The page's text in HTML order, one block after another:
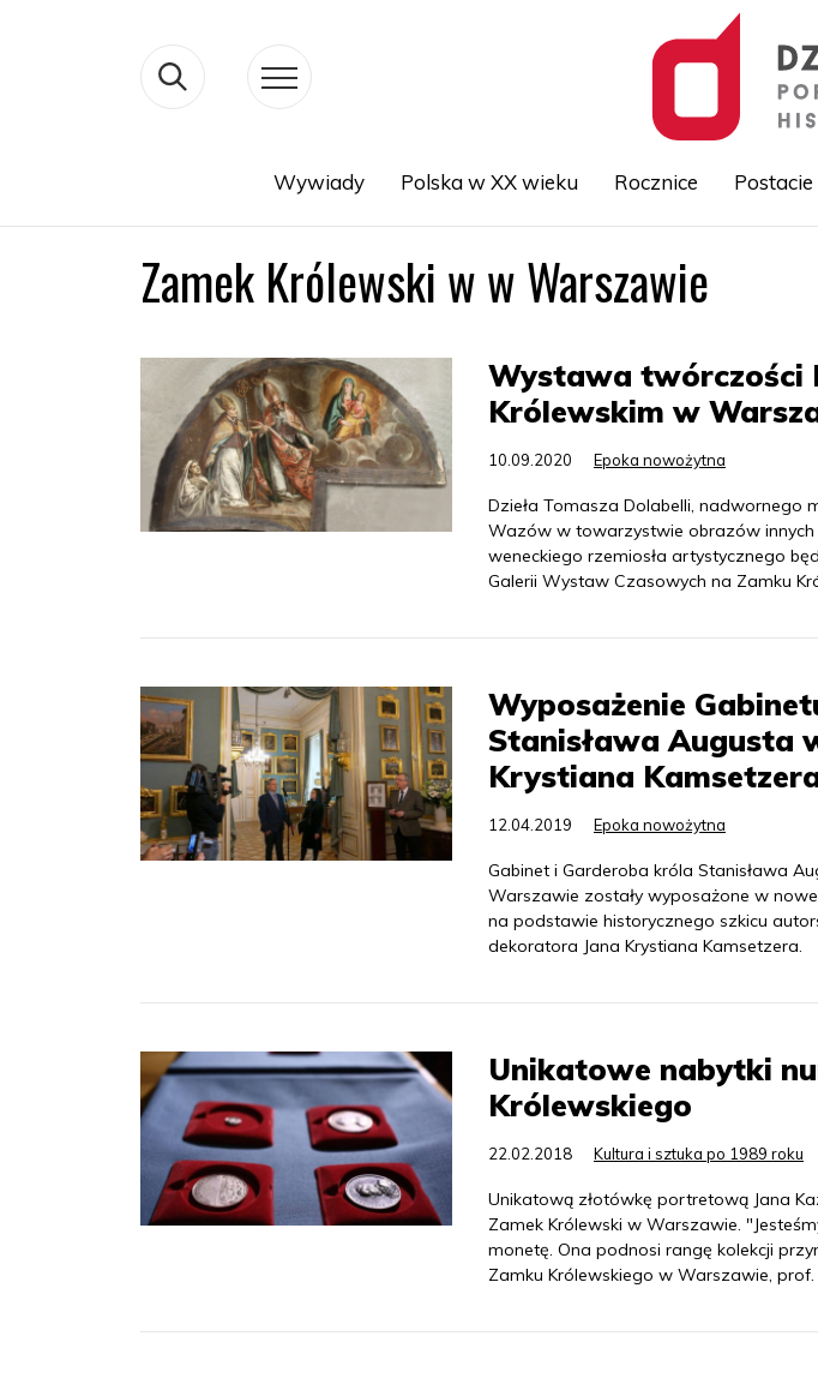
Wywiady Polska w XX wieku Rocznice Postacie
Zamek Królewski w w Warszawie
Wystawa twórczości
Królewskim w
10.09.2020 Epoka nowożytna
Dzieła Tomasza Dolabelli, nadwornego
Wazów w towarzystwie obrazów innych
weneckiego rzemiosła artystycznego
Galerii Wystaw Czasowych na Zamku
Wyposażenie
Stanisława Augusta
Krystiana
12.04.2019 Epoka nowożytna
Gabinet i Garderoba króla Stanisława
Warszawie zostały wyposażone w
na podstawie historycznego szkicu
dekoratora Jana Krystiana Kamsetzera.
Unikatowe nabytki
Królewskiego
22.02.2018 Kultura i sztuka po 1989 roku
Unikatową złotówkę portretową Jana
Zamek Królewski w Warszawie.
monetę. Ona podnosi rangę kolekcji
Zamku Królewskiego w Warszawie, prof.